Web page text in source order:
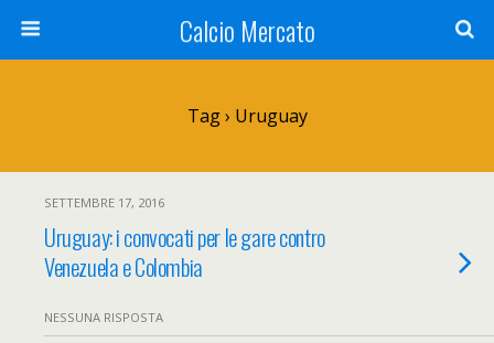
Calcio Mercato
Tag › Uruguay
SETTEMBRE 17, 2016
Uruguay: i convocati per le gare contro
Venezuela e Colombia
NESSUNA RISPOSTA